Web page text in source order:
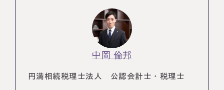
知県名古屋市中村区名駅三丁目28
名古屋ビルヂング25階
大宮事務所
〒330-0854
埼玉県さいたま市大宮区桜木町一丁目
大宮ソラミチKOZ4階
Access
中岡 倫邦
円満相続税理士法人 公認会計士・税理士